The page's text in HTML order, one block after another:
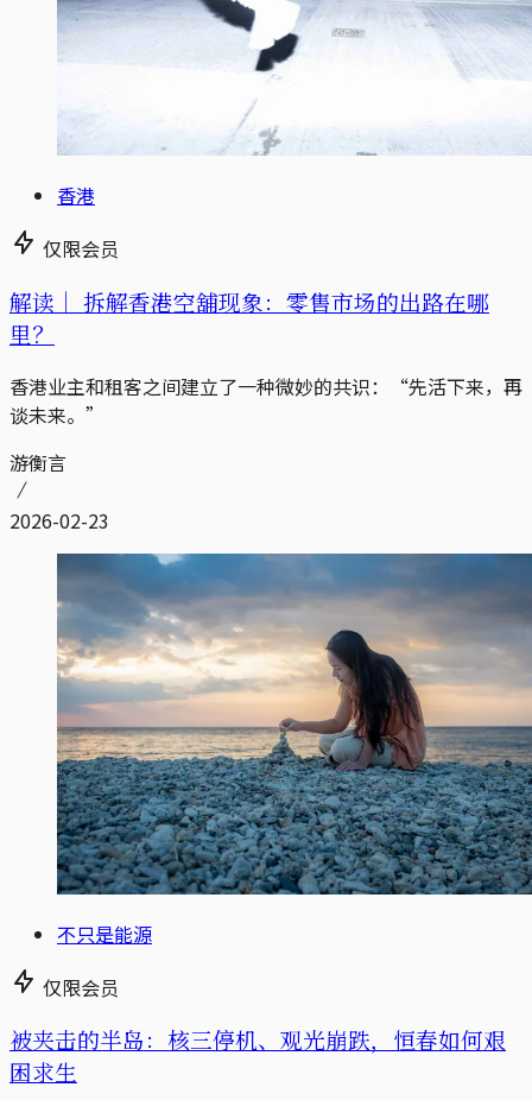
香港
仅限会员
解读｜ 拆解香港空舖现象：零售市场的出路在哪
里？
香港业主和租客之间建立了一种微妙的共识：“先活下来，再
谈未来。”
游衡言
2026-02-23
不只是能源
仅限会员
被夹击的半岛：核三停机、观光崩跌，恒春如何艰
困求生